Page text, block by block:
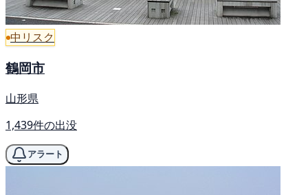
中リスク
鶴岡市
山形県
1,439件の出没
アラート